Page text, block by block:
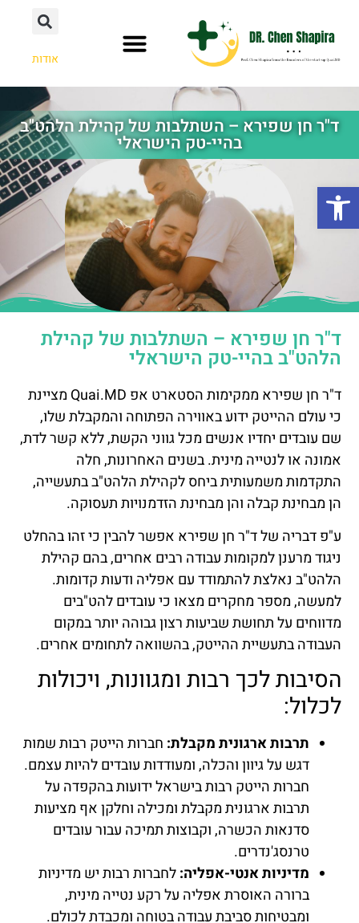
פתח סרגל נגישות
אודות
ד"ר חן שפירא – השתלבות של קהילת הלהט"ב
בהיי-טק הישראלי
ד"ר חן שפירא – השתלבות של קהילת
הלהט"ב בהיי-טק הישראלי
ד"ר חן שפירא ממקימות הסטארט אפ Quai.MD מציינת
כי עולם ההייטק ידוע באווירה הפתוחה והמקבלת שלו,
שם עובדים יחדיו אנשים מכל גווני הקשת, ללא קשר לדת,
אמונה או לנטייה מינית. בשנים האחרונות, חלה
התקדמות משמעותית ביחס לקהילת הלהט"ב בתעשייה,
הן מבחינת קבלה והן מבחינת הזדמנויות תעסוקה.
ע"פ דבריה של ד"ר חן שפירא אפשר להבין כי זהו בהחלט
ניגוד מרענן למקומות עבודה רבים אחרים, בהם קהילת
הלהט"ב נאלצת להתמודד עם אפליה ודעות קדומות.
למעשה, מספר מחקרים מצאו כי עובדים להט"בים
מדווחים על תחושת שביעות רצון גבוהה יותר במקום
העבודה בתעשיית ההייטק, בהשוואה לתחומים אחרים.
הסיבות לכך רבות ומגוונות, ויכולות
לכלול:
תרבות ארגונית מקבלת: חברות הייטק רבות שמות
דגש על גיוון והכלה, ומעודדות עובדים להיות עצמם.
חברות הייטק רבות בישראל ידועות בהקפדה על
תרבות ארגונית מקבלת ומכילה וחלקן אף מציעות
סדנאות הכשרה, וקבוצות תמיכה עבור עובדים
טרנסג'נדרים.
מדיניות אנטי-אפליה:לחברות רבות יש מדיניות
ברורה האוסרת אפליה על רקע נטייה מינית,
ומבטיחות סביבת עבודה בטוחה ומכבדת לכולם.